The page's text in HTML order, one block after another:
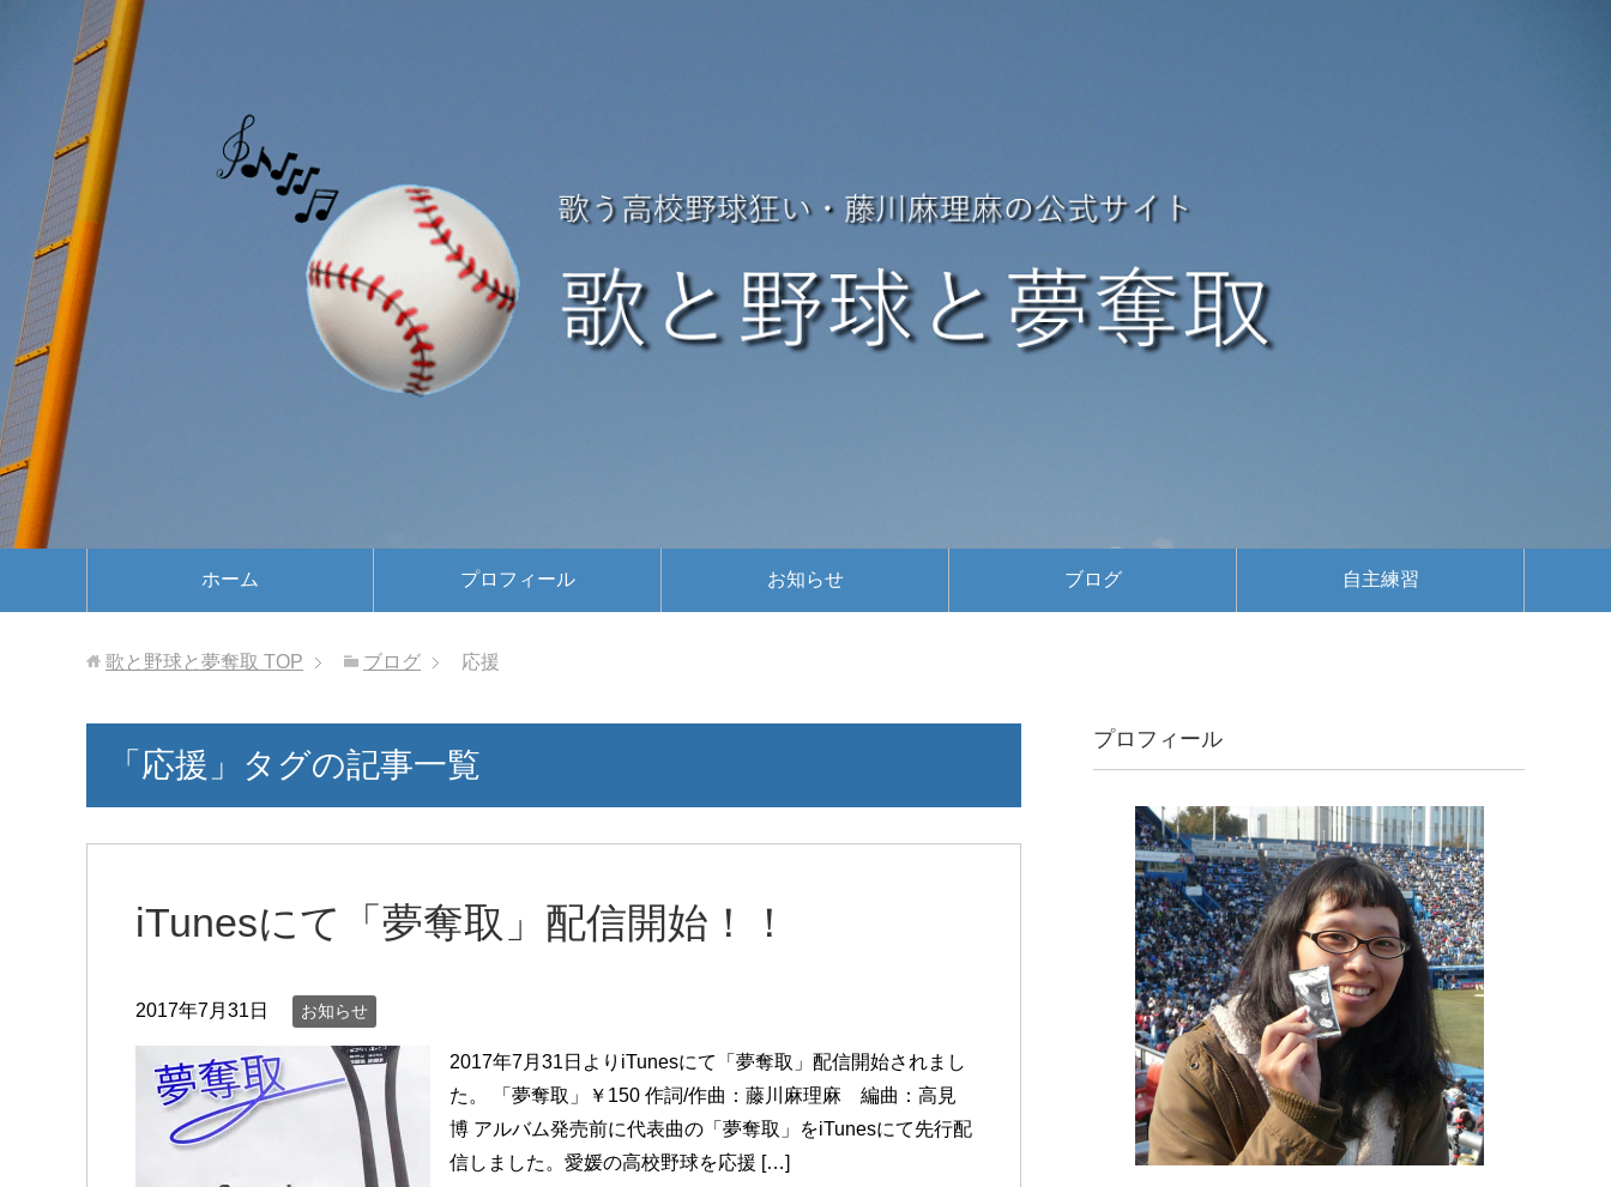
ホーム プロフィール お知らせ ブログ 自主練習
歌と野球と夢奪取 TOP ブログ 応援
「応援」タグの記事一覧
iTunesにて「夢奪取」配信開始！！
2017年7月31日 お知らせ
2017年7月31日よりiTunesにて「夢奪取」配信開始されまし
た。 「夢奪取」￥150 作詞/作曲：藤川麻理麻 編曲：高見
博 アルバム発売前に代表曲の「夢奪取」をiTunesにて先行配
信しました。愛媛の高校野球を応援 […]
プロフィール